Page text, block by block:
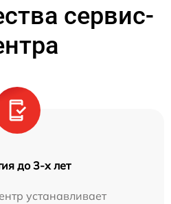
сервис-
до 3-х лет
устанавливает